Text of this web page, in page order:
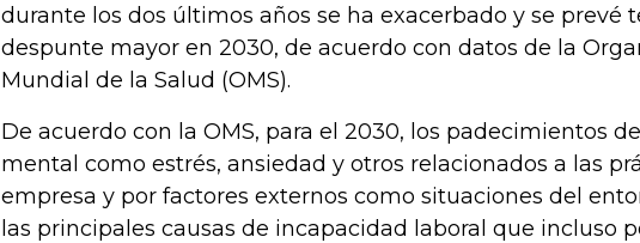
durante los dos últimos años se ha exacerbado y se prevé
despunte mayor en 2030, de acuerdo con datos de la
Mundial de la Salud (OMS).
De acuerdo con la OMS, para el 2030, los padecimientos
mental como estrés, ansiedad y otros relacionados a las
empresa y por factores externos como situaciones del
las principales causas de incapacidad laboral que incluso